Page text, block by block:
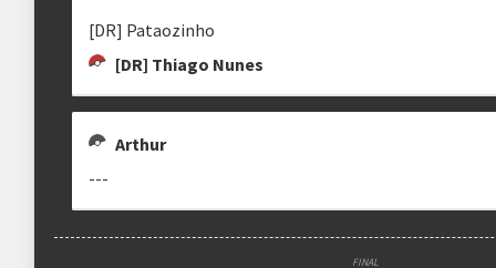
[DR] Pataozinho
[DR] Thiago Nunes
Arthur
---
FINAL